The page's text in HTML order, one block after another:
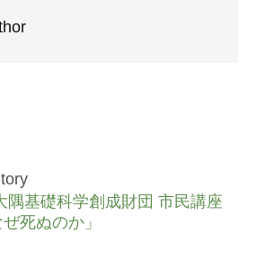
隅基礎科学創成財団 市民講座
死ぬのか」